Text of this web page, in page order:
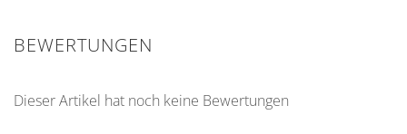
BEWERTUNGEN
Dieser Artikel hat noch keine Bewertungen